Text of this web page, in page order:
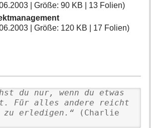
| Größe: 90 KB | 13 Folien)
| Größe: 120 KB | 17 Folien)
du nur, wenn du etwas
Für alles andere reicht
zu erledigen.“ (Charlie